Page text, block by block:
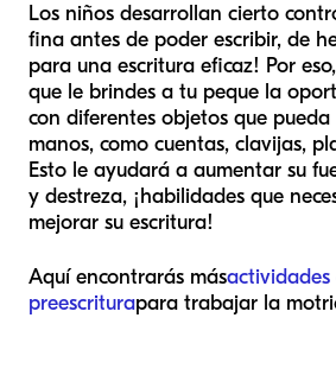
Los niños desarrollan cierto
fina antes de poder escribir, de
para una escritura eficaz! Por
que le brindes a tu peque la
con diferentes objetos que
manos, como cuentas, clavijas,
Esto le ayudará a aumentar su
y destreza, ¡habilidades que
mejorar su escritura!
Aquí encontrarás másactividades
preescriturapara trabajar la